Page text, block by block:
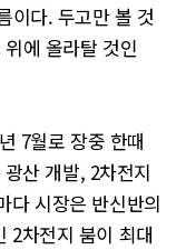
이다. 두고만 볼 것
에 올라탈 것인
7월로 장중 한때
산 개발, 2차전지
다 시장은 반신반의
2차전지 붐이 최대